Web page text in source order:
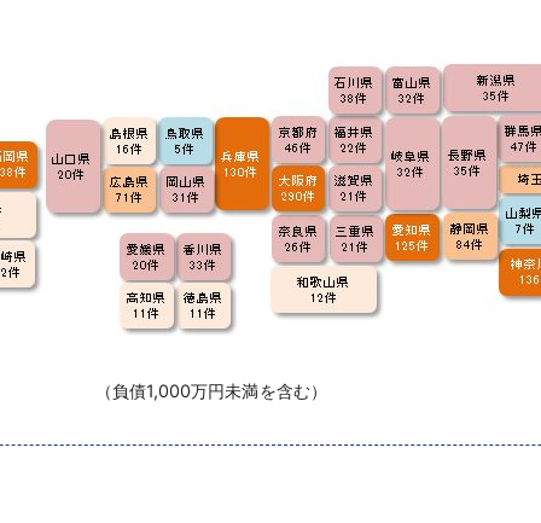
1,000万円未満を